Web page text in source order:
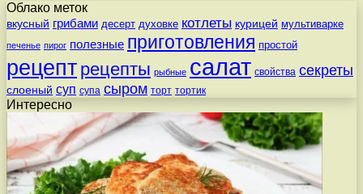
Облако меток
вкусный грибами десерт духовке котлеты курицей мультиварке
печенье пирог полезные приготовления простой
рецепт рецепты рыбные салат свойства секреты
слоеный суп супа сыром торт тортик
Интересно